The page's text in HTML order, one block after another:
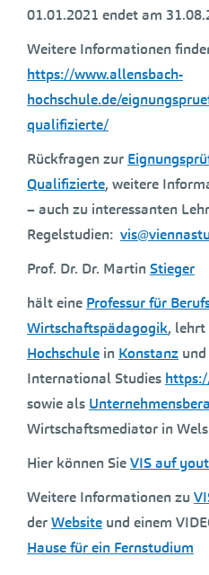
01.01.2021 endet am
Weitere Informationen
https://www.allensbach-
hochschule.de/
qualifizierte/
Rückfragen zur
Qualifizierte, weitere
– auch zu interessanten
Regelstudien:
Prof. Dr. Dr. Martin Stieger
hält eine Professur für
Wirtschaftspädagogik, lehrt
Hochschule in Konstanz
International Studies
sowie als
Wirtschaftsmediator in Wels
Hier können SieVIS auf
Weitere Informationen zu
derWebsite und einem
Hause für ein Fernstudium